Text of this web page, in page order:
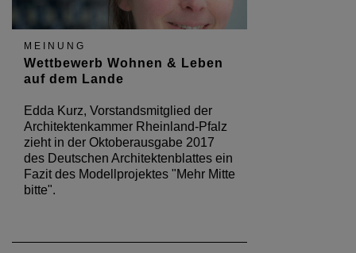
MEINUNG
Wettbewerb Wohnen & Leben
auf dem Lande
Edda Kurz, Vorstandsmitglied der
Architektenkammer Rheinland-Pfalz
zieht in der Oktoberausgabe 2017
des Deutschen Architektenblattes ein
Fazit des Modellprojektes "Mehr Mitte
bitte".